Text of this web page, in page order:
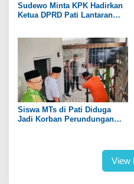
Sudewo Minta KPK Hadirkan
Ketua DPRD Pati Lantaran
Siswa MTs di Pati Diduga
Jadi Korban Perundungan
View